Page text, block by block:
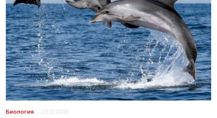
Биология 23.12.2018